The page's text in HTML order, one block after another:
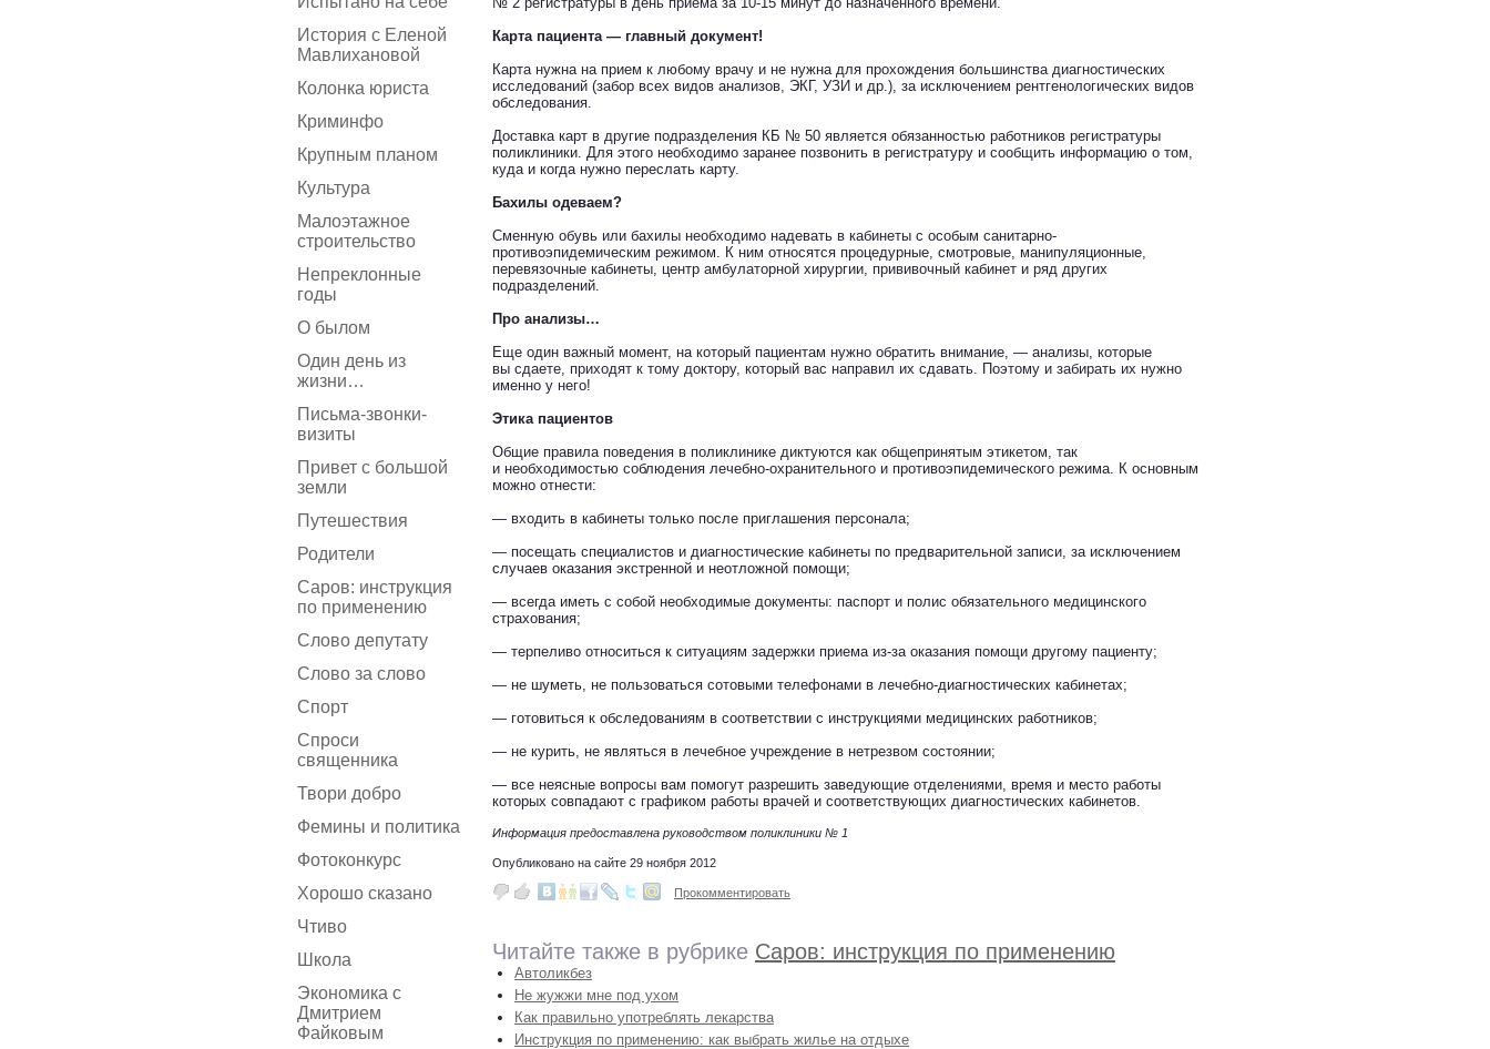
История с Еленой
Мавлихановой
Колонка юриста
Криминфо
Крупным планом
Культура
Малоэтажное
строительство
Непреклонные
годы
О былом
Один день из
жизни…
Письма-звонки-
визиты
Привет с большой
земли
Путешествия
Родители
Саров: инструкция
по применению
Слово депутату
Слово за слово
Спорт
Спроси
священника
Твори добро
Фемины и политика
Фотоконкурс
Хорошо сказано
Чтиво
Школа
Экономика с
Дмитрием
Файковым
Карта пациента — главный документ!
Карта нужна на прием к любому врачу и не нужна для прохождения большинства диагностических
исследований (забор всех видов анализов, ЭКГ, УЗИ и др.), за исключением рентгенологических видов
обследования.
Доставка карт в другие подразделения КБ № 50 является обязанностью работников регистратуры
поликлиники. Для этого необходимо заранее позвонить в регистратуру и сообщить информацию о том,
куда и когда нужно переслать карту.
Бахилы одеваем?
Сменную обувь или бахилы необходимо надевать в кабинеты с особым санитарно-
противоэпидемическим режимом. К ним относятся процедурные, смотровые, манипуляционные,
перевязочные кабинеты, центр амбулаторной хирургии, прививочный кабинет и ряд других
подразделений.
Про анализы…
Еще один важный момент, на который пациентам нужно обратить внимание, — анализы, которые
вы сдаете, приходят к тому доктору, который вас направил их сдавать. Поэтому и забирать их нужно
именно у него!
Этика пациентов
Общие правила поведения в поликлинике диктуются как общепринятым этикетом, так
и необходимостью соблюдения лечебно-охранительного и противоэпидемического режима. К основным
можно отнести:
— входить в кабинеты только после приглашения персонала;
— посещать специалистов и диагностические кабинеты по предварительной записи, за исключением
случаев оказания экстренной и неотложной помощи;
— всегда иметь с собой необходимые документы: паспорт и полис обязательного медицинского
страхования;
— терпеливо относиться к ситуациям задержки приема из-за оказания помощи другому пациенту;
— не шуметь, не пользоваться сотовыми телефонами в лечебно-диагностических кабинетах;
— готовиться к обследованиям в соответствии с инструкциями медицинских работников;
— не курить, не являться в лечебное учреждение в нетрезвом состоянии;
— все неясные вопросы вам помогут разрешить заведующие отделениями, время и место работы
которых совпадают с графиком работы врачей и соответствующих диагностических кабинетов.
Информация предоставлена руководством поликлиники № 1
Опубликовано на сайте 29 ноября 2012
Прокомментировать
Читайте также в рубрике Саров: инструкция по применению
Автоликбез
Не жужжи мне под ухом
Как правильно употреблять лекарства
Инструкция по применению: как выбрать жилье на отдыхе